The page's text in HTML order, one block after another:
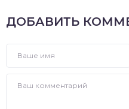
ДОБАВИТЬ